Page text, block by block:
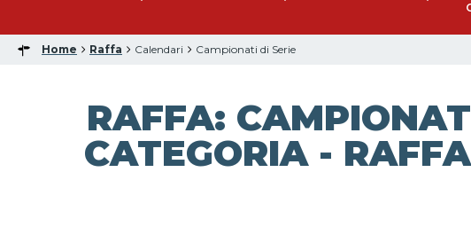
Home Raffa Calendari Campionati di Serie
RAFFA:
CATEGORIA -